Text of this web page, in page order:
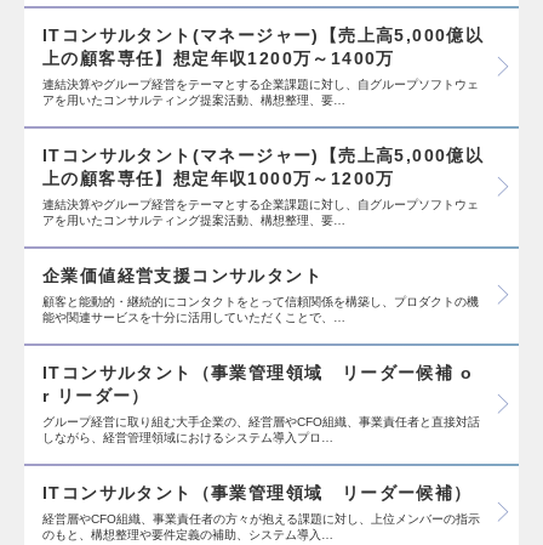
ITコンサルタント(マネージャー)【売上高5,000億以
上の顧客専任】想定年収1200万～1400万
連結決算やグループ経営をテーマとする企業課題に対し、自グループソフトウェ
アを用いたコンサルティング提案活動、構想整理、要…
ITコンサルタント(マネージャー)【売上高5,000億以
上の顧客専任】想定年収1000万～1200万
連結決算やグループ経営をテーマとする企業課題に対し、自グループソフトウェ
アを用いたコンサルティング提案活動、構想整理、要…
企業価値経営支援コンサルタント
顧客と能動的・継続的にコンタクトをとって信頼関係を構築し、プロダクトの機
能や関連サービスを十分に活用していただくことで、…
ITコンサルタント（事業管理領域 リーダー候補 o
r リーダー）
グループ経営に取り組む大手企業の、経営層やCFO組織、事業責任者と直接対話
しながら、経営管理領域におけるシステム導入プロ…
ITコンサルタント（事業管理領域 リーダー候補）
経営層やCFO組織、事業責任者の方々が抱える課題に対し、上位メンバーの指示
のもと、構想整理や要件定義の補助、システム導入…